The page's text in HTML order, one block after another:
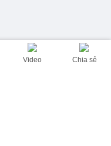
Video Chia sẻ